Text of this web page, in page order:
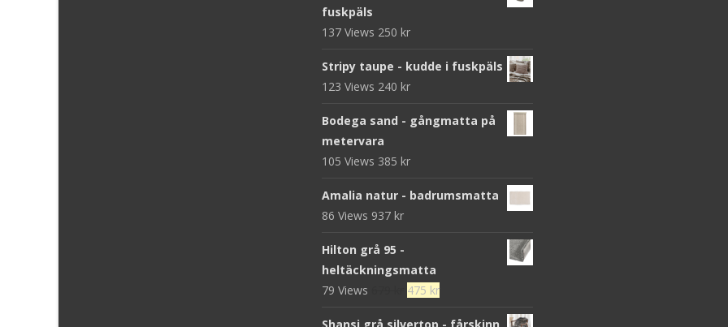
fuskpäls
137 Views 250 kr
Stripy taupe - kudde i fuskpäls
123 Views 240 kr
Bodega sand - gångmatta på
metervara
105 Views 385 kr
Amalia natur - badrumsmatta
86 Views 937 kr
Hilton grå 95 -
heltäckningsmatta
79 Views
Det
475 krDet
Shansi grå silvertop - fårskinn